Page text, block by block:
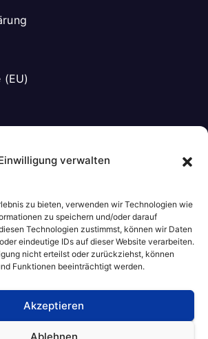
verwalten
zu bieten, verwenden wir Technologien wie
zu speichern und/oder darauf
Technologien zustimmst, können wir Daten
eindeutige IDs auf dieser Website verarbeiten.
nicht erteilst oder zurückziehst, können
Funktionen beeinträchtigt werden.
Akzeptieren
Ablehnen
Batzhausen